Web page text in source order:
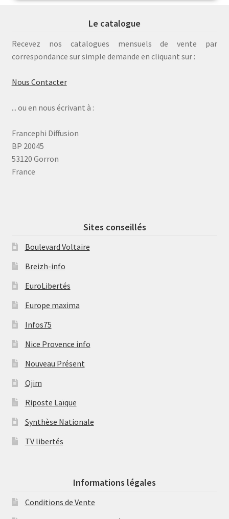
Le catalogue
Recevez nos catalogues mensuels de vente par
correspondance sur simple demande en cliquant sur :
Nous Contacter
... ou en nous écrivant à :
Francephi Diffusion
BP 20045
53120 Gorron
France
Sites conseillés
Boulevard Voltaire
Breizh-info
EuroLibertés
Europe maxima
Infos75
Nice Provence info
Nouveau Présent
Ojim
Riposte Laïque
Synthèse Nationale
TV libertés
Informations légales
Conditions de Vente